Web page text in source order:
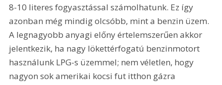
8-10 literes fogyasztással számolhatunk. Ez így
azonban még mindig olcsóbb, mint a benzin üzem.
A legnagyobb anyagi előny értelemszerűen akkor
jelentkezik, ha nagy lökettérfogatú benzinmotort
használunk LPG-s üzemmel; nem véletlen, hogy
nagyon sok amerikai kocsi fut itthon gázra